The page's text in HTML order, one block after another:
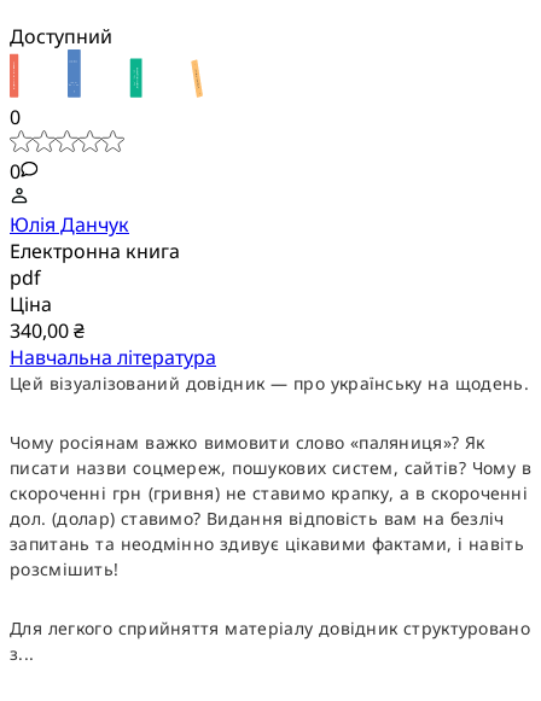
Доступний
0
0
Юлія Данчук
Електронна книга
pdf
Ціна
340,00 ₴
Навчальна література
Цей візуалізований довідник — про українську на щодень.
Чому росіянам важко вимовити слово «паляниця»? Як
писати назви соцмереж, пошукових систем, сайтів? Чому в
скороченні грн (гривня) не ставимо крапку, а в скороченні
дол. (долар) ставимо? Видання відповість вам на безліч
запитань та неодмінно здивує цікавими фактами, і навіть
розсмішить!
Для легкого сприйняття матеріалу довідник структуровано
з...